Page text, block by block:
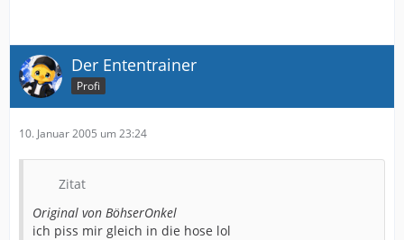
Der Ententrainer
Profi
10. Januar 2005 um 23:24
Zitat
Original von BöhserOnkel
ich piss mir gleich in die hose lol